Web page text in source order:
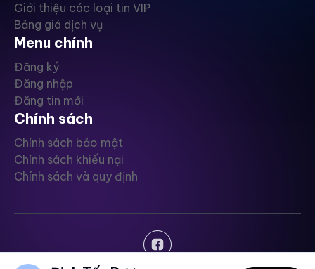
Giới thiệu các loại tin VIP
Bảng giá dịch vụ
Menu chính
Đăng ký
Đăng nhập
Đăng tin mới
Chính sách
Chính sách bảo mật
Chính sách khiếu nại
Chính sách và quy định